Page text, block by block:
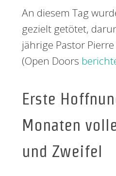
An diesem Tag
gezielt getötet,
jährige Pastor
(Open Doors
Erste
Monaten
und Zweifel